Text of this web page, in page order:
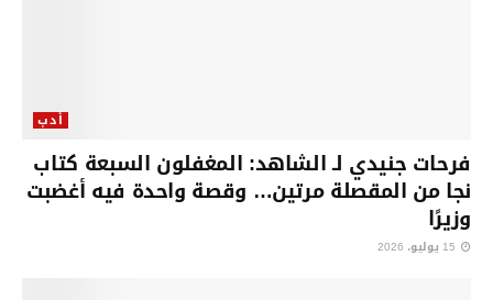
أدب
فرحات جنيدي لـ الشاهد: المغفلون السبعة كتاب
نجا من المقصلة مرتين… وقصة واحدة فيه أغضبت
وزيرًا